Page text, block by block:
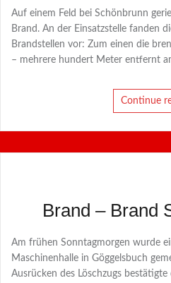
Auf einem Feld bei Schönbrunn
Brand. An der Einsatzstelle fanden
Brandstellen vor: Zum einen die
– mehrere hundert Meter entfernt
Continue
Brand – Brand
Am frühen Sonntagmorgen wurde
Maschinenhalle in Göggelsbuch
Ausrücken des Löschzugs